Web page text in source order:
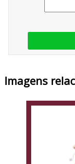
Imagens